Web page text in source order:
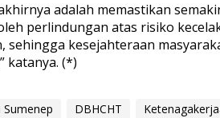
adalah memastikan
perlindungan atas risiko
sehingga kesejahteraan
katanya. (*)
Sumenep DBHCHT